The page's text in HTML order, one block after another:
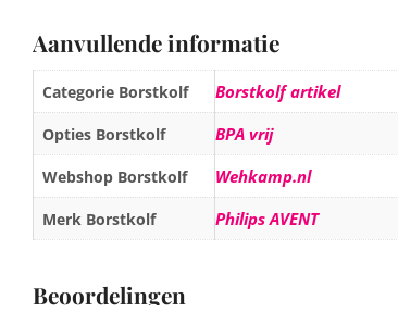
Aanvullende informatie
Categorie Borstkolf Borstkolf artikel
Opties Borstkolf BPA vrij
Webshop Borstkolf Wehkamp.nl
Merk Borstkolf Philips AVENT
Beoordelingen